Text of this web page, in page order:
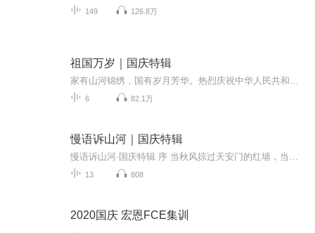
149 126.8万
祖国万岁｜国庆特辑
6 82.1万
慢语诉山河｜国庆特辑
13 808
2020国庆 宏恩FCE集训